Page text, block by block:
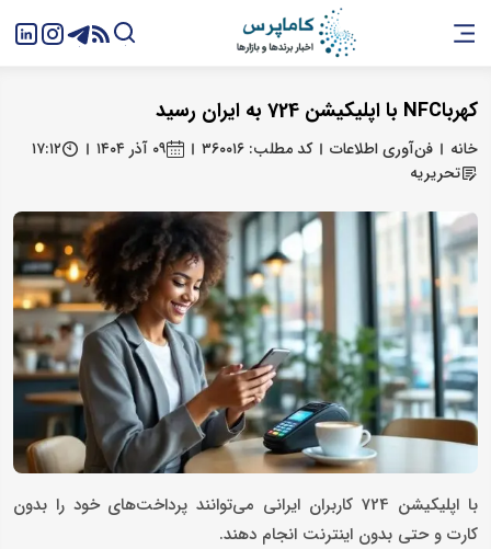
کهرباNFC با اپلیکیشن 724 به ایران رسید
خانه فن‌آوری اطلاعات کد مطلب: ۳۶۰۰۱۶ ۰۹ آذر ۱۴۰۴
۱۷:۱۲
تحریریه
با اپلیکیشن 724 کاربران ایرانی می‌توانند پرداخت‌های خود را بدون
کارت و حتی بدون اینترنت انجام دهند.